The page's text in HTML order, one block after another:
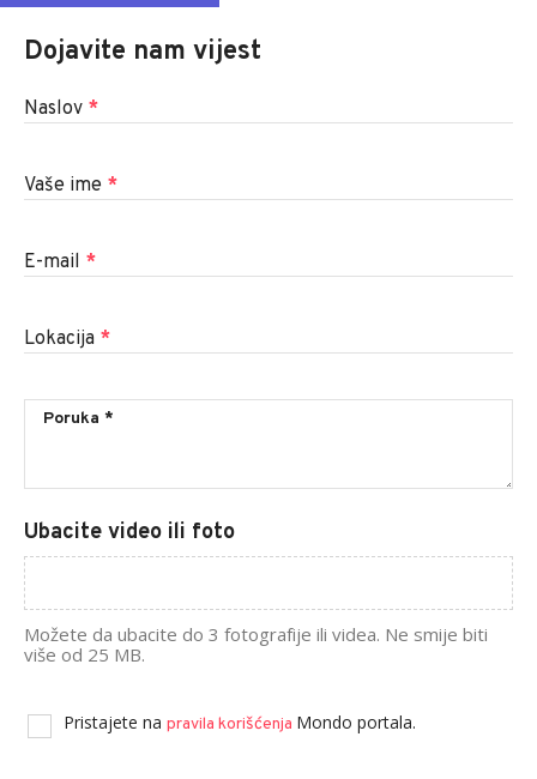
Dojavite nam vijest
Naslov *
Vaše ime *
E-mail *
Lokacija *
Ubacite video ili foto
Možete da ubacite do 3 fotografije ili videa. Ne smije biti
više od 25 MB.
Pristajete na pravila korišćenja Mondo portala.